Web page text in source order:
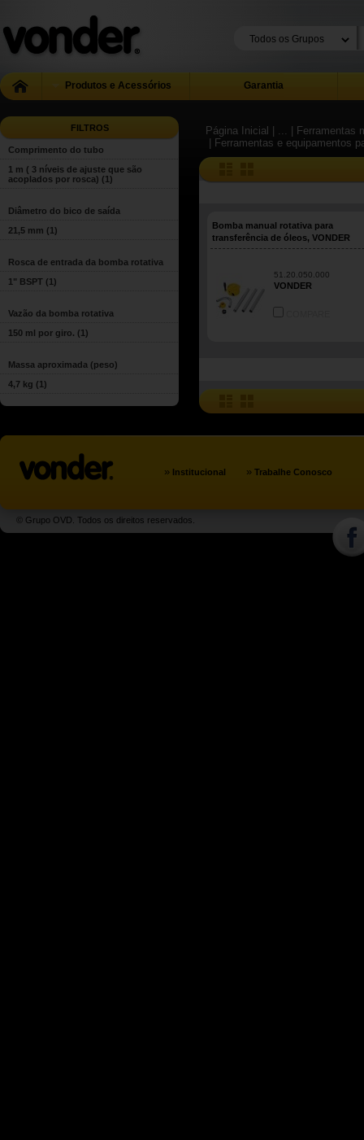
Produtos e Acessórios Garantia
FILTROS
Comprimento do tubo
1 m ( 3 níveis de ajuste que são
acoplados por rosca) (1)
Diâmetro do bico de saída
21,5 mm (1)
Rosca de entrada da bomba rotativa
1" BSPT (1)
Vazão da bomba rotativa
150 ml por giro. (1)
Massa aproximada (peso)
4,7 kg (1)
Página Inicial | ...
|
| Ferramentas e equipamentos
Bomba manual rotativa para
transferência de óleos, VONDER
51.20.050.000
VONDER
» Institucional » Trabalhe Conosco
© Grupo OVD. Todos os direitos reservados.